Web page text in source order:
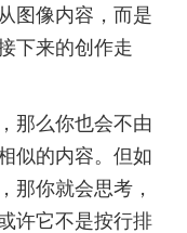
像内容，而是
下来的创作走
么你也会不由
似的内容。但如
那你就会思考，
许它不是按行排